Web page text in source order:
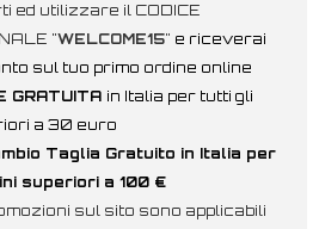
ed utilizzare il CODICE
"WELCOME15" e riceverai
sul tuo primo ordine online
GRATUITA in Italia per tutti gli
a 30 euro
Taglia Gratuito in Italia per
superiori a 100 €
sul sito sono applicabili